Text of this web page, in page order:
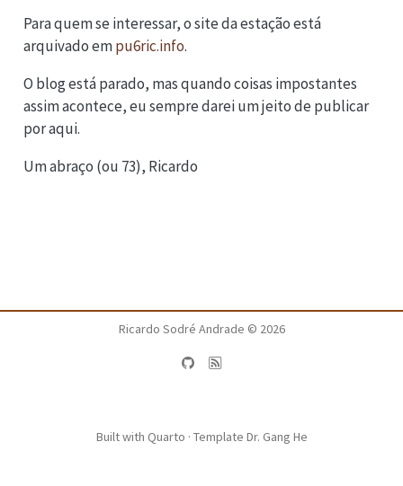
Para quem se interessar, o site da estação está
arquivado empu6ric.info.
O blog está parado, mas quando coisas impostantes
assim acontece, eu sempre darei um jeito de publicar
por aqui.
Um abraço (ou 73), Ricardo
Ricardo Sodré Andrade © 2026
Built with Quarto · Template Dr. Gang He